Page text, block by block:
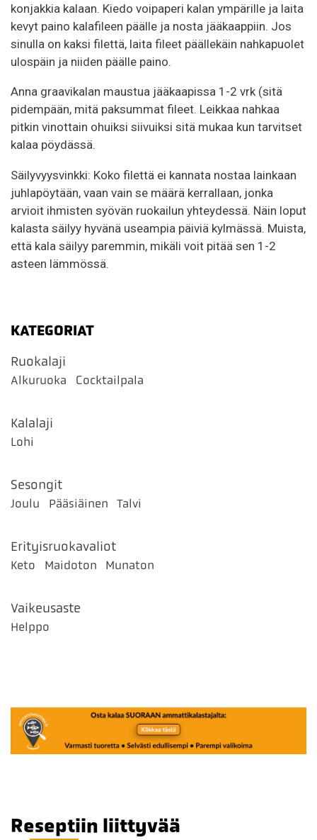
konjakkia kalaan. Kiedo voipaperi kalan ympärille ja laita
kevyt paino kalafileen päälle ja nosta jääkaappiin. Jos
sinulla on kaksi filettä, laita fileet päällekäin nahkapuolet
ulospäin ja niiden päälle paino.
Anna graavikalan maustua jääkaapissa 1-2 vrk (sitä
pidempään, mitä paksummat fileet. Leikkaa nahkaa
pitkin vinottain ohuiksi siivuiksi sitä mukaa kun tarvitset
kalaa pöydässä.
Säilyvyysvinkki: Koko filettä ei kannata nostaa lainkaan
juhlapöytään, vaan vain se määrä kerrallaan, jonka
arvioit ihmisten syövän ruokailun yhteydessä. Näin loput
kalasta säilyy hyvänä useampia päiviä kylmässä. Muista,
että kala säilyy paremmin, mikäli voit pitää sen 1-2
asteen lämmössä.
KATEGORIAT
Ruokalaji
Alkuruoka Cocktailpala
Kalalaji
Lohi
Sesongit
Joulu Pääsiäinen Talvi
Erityisruokavaliot
Keto Maidoton Munaton
Vaikeusaste
Helppo
Reseptiin liittyvää